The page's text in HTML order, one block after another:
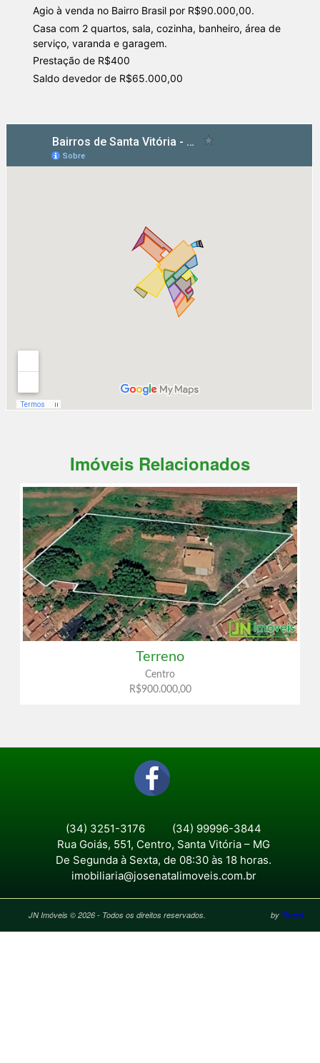
Agio à venda no Bairro Brasil por R$90.000,00.
Casa com 2 quartos, sala, cozinha, banheiro, área de
serviço, varanda e garagem.
Prestação de R$400
Saldo devedor de R$65.000,00
Imóveis Relacionados
Terreno
Centro
R$900.000,00
(34) 3251-3176
(34) 99996-3844
Rua Goiás, 551, Centro, Santa Vitória – MG
De Segunda à Sexta, de 08:30 às 18 horas.
imobiliaria@josenatalimoveis.com.br
JN Imóveis © 2026 - Todos os direitos reservados. by Target